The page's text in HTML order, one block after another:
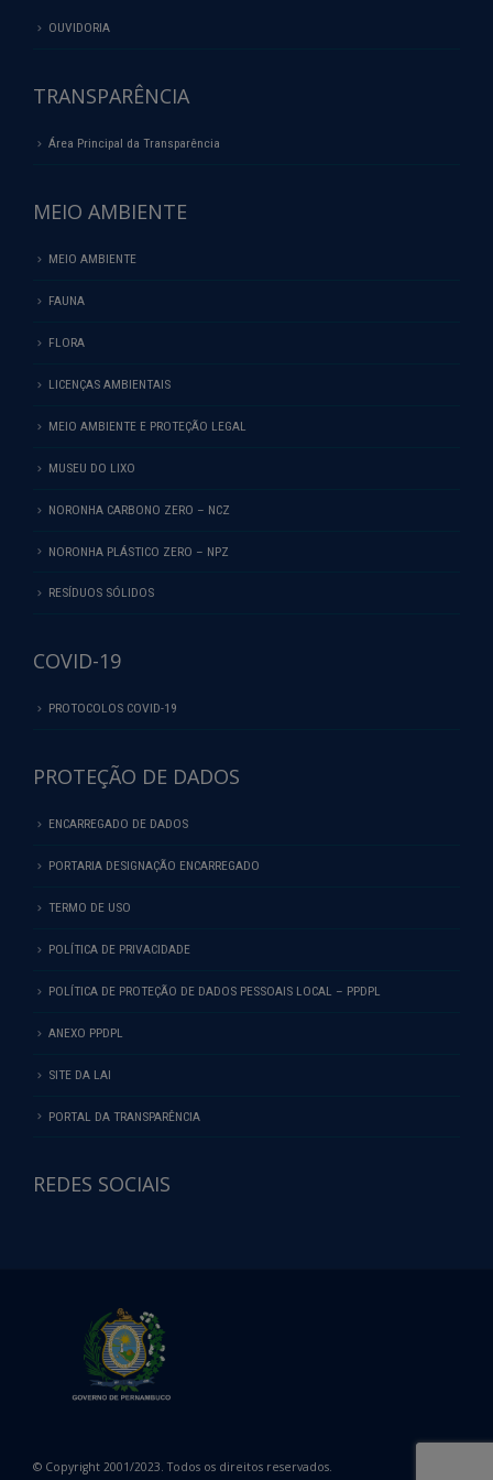
OUVIDORIA
TRANSPARÊNCIA
Área Principal da Transparência
MEIO AMBIENTE
MEIO AMBIENTE
FAUNA
FLORA
LICENÇAS AMBIENTAIS
MEIO AMBIENTE E PROTEÇÃO LEGAL
MUSEU DO LIXO
NORONHA CARBONO ZERO – NCZ
NORONHA PLÁSTICO ZERO – NPZ
RESÍDUOS SÓLIDOS
COVID-19
PROTOCOLOS COVID-19
PROTEÇÃO DE DADOS
ENCARREGADO DE DADOS
PORTARIA DESIGNAÇÃO ENCARREGADO
TERMO DE USO
POLÍTICA DE PRIVACIDADE
POLÍTICA DE PROTEÇÃO DE DADOS PESSOAIS LOCAL – PPDPL
ANEXO PPDPL
SITE DA LAI
PORTAL DA TRANSPARÊNCIA
REDES SOCIAIS
© Copyright 2001/2023. Todos os direitos reservados.